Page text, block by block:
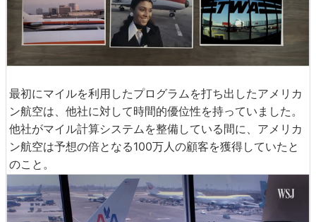
最初にマイルを利用したプログラムを打ち出したアメリカ
ン航空は、他社に対して時間的優位性を持っていました。
他社がマイル計算システムを整備している間に、アメリカ
ン航空は予想の倍となる100万人の顧客を獲得していたと
のこと。